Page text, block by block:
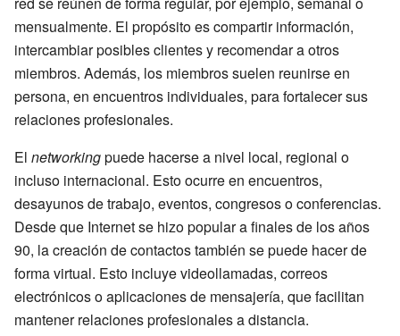
mensualmente. El propósito es compartir información,
intercambiar posibles clientes y recomendar a otros
miembros. Además, los miembros suelen reunirse en
persona, en encuentros individuales, para fortalecer sus
relaciones profesionales.
El networkingpuede hacerse a nivel local, regional o
incluso internacional. Esto ocurre en encuentros,
desayunos de trabajo, eventos, congresos o conferencias.
Desde que Internet se hizo popular a finales de los años
90, la creación de contactos también se puede hacer de
forma virtual. Esto incluye videollamadas, correos
electrónicos o aplicaciones de mensajería, que facilitan
mantener relaciones profesionales a distancia.